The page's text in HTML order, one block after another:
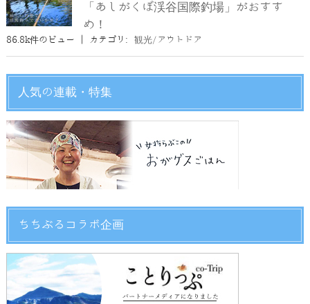
「あしがくぼ渓谷国際釣場」がおすす
め！
86.8k件のビュー カテゴリ: 観光/アウトドア
人気の連載・特集
ちちぶるコラボ企画